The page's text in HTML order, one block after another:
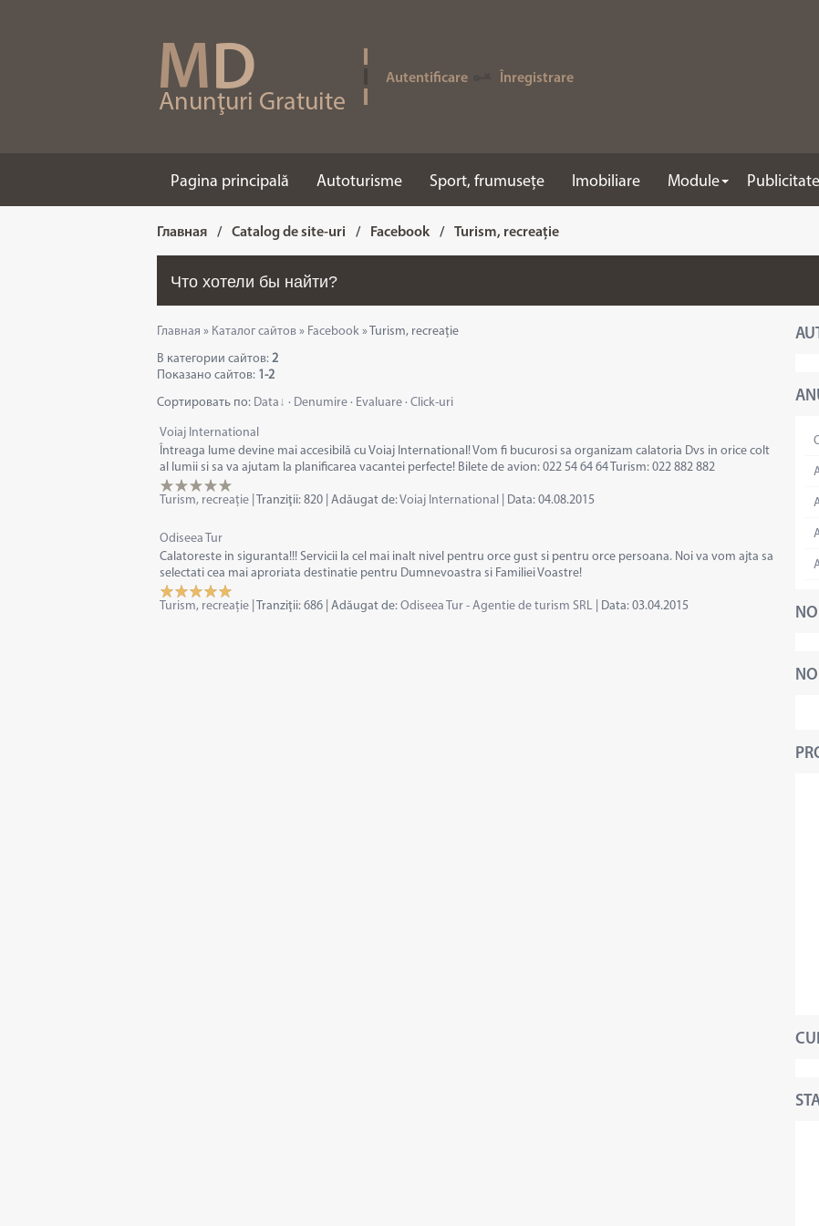
MD
Anunţuri Gratuite
Autentificare Înregistrare
Pagina principală Autoturisme Sport, frumusețe Imobiliare Module Publicitate
Главная / Catalog de site-uri / Facebook / Turism, recreație
Главная » Каталог сайтов » Facebook » Turism, recreație
В категории сайтов: 2
Показано сайтов: 1-2
Сортировать по: Data · Denumire · Evaluare · Click-uri
Voiaj International
Întreaga lume devine mai accesibilă cu Voiaj International! Vom fi bucurosi sa organizam calatoria Dvs in orice colt
al lumii si sa va ajutam la planificarea vacantei perfecte! Bilete de avion: 022 54 64 64 Turism: 022 882 882
Turism, recreație Tranziţii: 820 Adăugat de:Voiaj International Data: 04.08.2015
Odiseea Tur
Calatoreste in siguranta!!! Servicii la cel mai inalt nivel pentru orce gust si pentru orce persoana. Noi va vom ajta sa
selectati cea mai aproriata destinatie pentru Dumnevoastra si Familiei Voastre!
Turism, recreație Tranziţii: 686 Adăugat de: Odiseea Tur - Agentie de turism SRL Data: 03.04.2015